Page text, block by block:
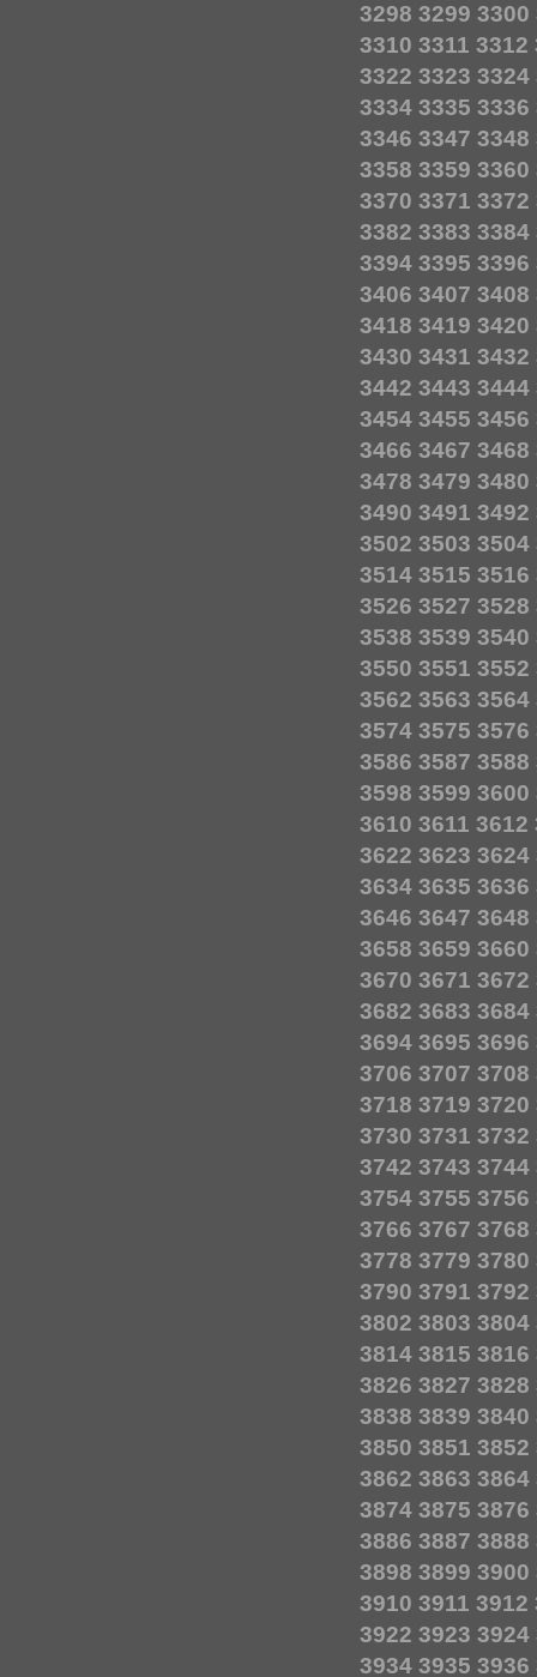
3298 3299 3300
3310 3311 3312
3322 3323 3324
3334 3335 3336
3346 3347 3348
3358 3359 3360
3370 3371 3372
3382 3383 3384
3394 3395 3396
3406 3407 3408
3418 3419 3420
3430 3431 3432
3442 3443 3444
3454 3455 3456
3466 3467 3468
3478 3479 3480
3490 3491 3492
3502 3503 3504
3514 3515 3516
3526 3527 3528
3538 3539 3540
3550 3551 3552
3562 3563 3564
3574 3575 3576
3586 3587 3588
3598 3599 3600
3610 3611 3612
3622 3623 3624
3634 3635 3636
3646 3647 3648
3658 3659 3660
3670 3671 3672
3682 3683 3684
3694 3695 3696
3706 3707 3708
3718 3719 3720
3730 3731 3732
3742 3743 3744
3754 3755 3756
3766 3767 3768
3778 3779 3780
3790 3791 3792
3802 3803 3804
3814 3815 3816
3826 3827 3828
3838 3839 3840
3850 3851 3852
3862 3863 3864
3874 3875 3876
3886 3887 3888
3898 3899 3900
3910 3911 3912
3922 3923 3924
3934 3935 3936